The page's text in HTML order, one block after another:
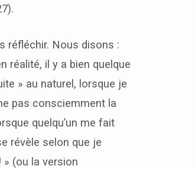
réfléchir. Nous disons :
réalité, il y a bien quelque
» au naturel, lorsque je
pas consciemment la
quelqu’un me fait
révèle selon que je
» (ou la version